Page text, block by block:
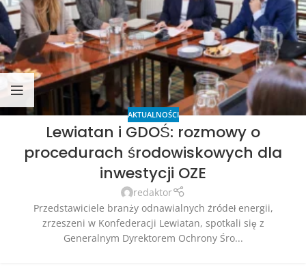
AKTUALNOŚCI
Lewiatan i GDOŚ: rozmowy o
procedurach środowiskowych dla
inwestycji OZE
redaktor
Przedstawiciele branży odnawialnych źródeł energii,
zrzeszeni w Konfederacji Lewiatan, spotkali się z
Generalnym Dyrektorem Ochrony Śro...